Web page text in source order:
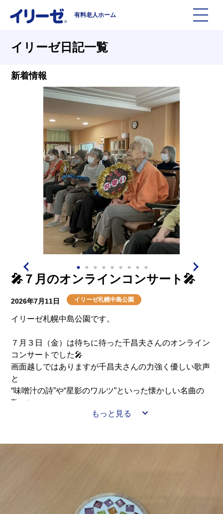
有料老人ホーム
施設を探す
イリーゼについて
イリーゼについて
有料老人ホームイリーゼとは
イリーゼが選ばれる理由
一日の流れ
会社概要
入居までの流れ
よくある質問
お役立ち記事
知っておきたい介護の知識
介護用語をわかりやすく説明
有料老人ホームとは
意外と知らない介護保険の基本
有料老人ホームを選ぶ時のポイント
介護費用とお金について
その他
見学予約 資料請求
採用情報 会社概要
イリーゼ日記一覧
新着情報
🎤７月のオンラインコンサート🎤
2026年7月11日 イリーゼ札幌中島公園
イリーゼ札幌中島公園です。
７月３日（金）は待ちに待った千昌夫さんのオンライン
コンサートでした🎤
画面越しではありますが千昌夫さんの力強く優しい歌声
と
“味噌汁の詩”や“星影のワルツ”といった懐かしい名曲の
数々に
皆さん自然と口ずさみ、手拍子をされたりしていまし
もっと見る